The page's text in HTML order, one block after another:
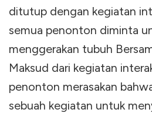
ditutup dengan kegiatan
semua penonton diminta
menggerakan tubuh
Maksud dari kegiatan
penonton merasakan
sebuah kegiatan untuk